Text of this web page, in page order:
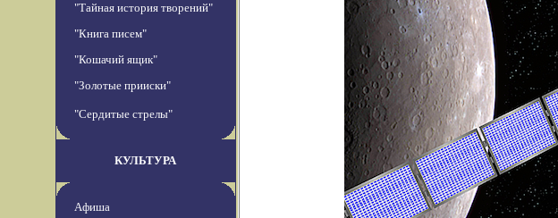
"Тайная история творений"
"Книга писем"
"Кошачий ящик"
"Золотые прииски"
"Сердитые стрелы"
КУЛЬТУРА
Афиша